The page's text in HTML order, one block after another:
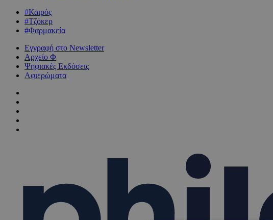
#Καιρός
#Τζόκερ
#Φαρμακεία
Εγγραφή στο Newsletter
Αρχείο Φ
Ψηφιακές Εκδόσεις
Αφιερώματα